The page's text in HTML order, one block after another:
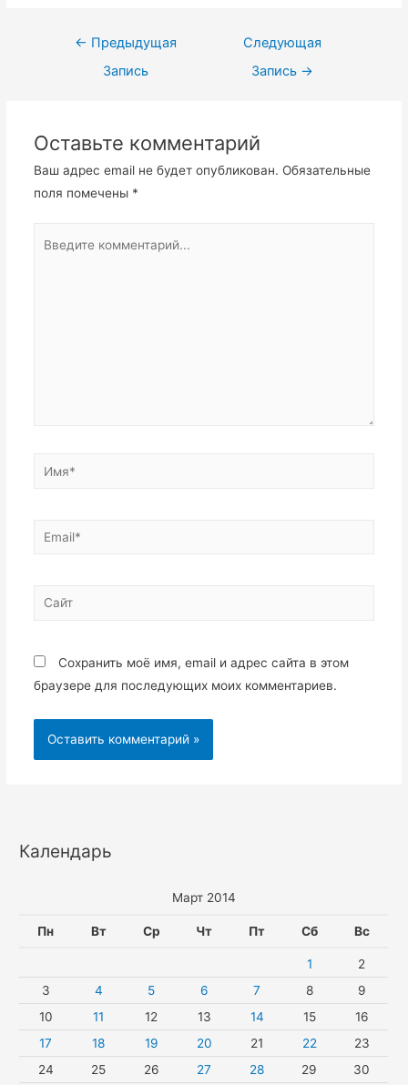
Навигация
← Предыдущая
Запись
Следующая
Запись →
Оставьте комментарий
Ваш адрес email не будет опубликован. Обязательные
поля помечены *
комментарий...
Имя*
Email*
Сайт
Сохранить моё имя, email и адрес сайта в этом
браузере для последующих моих комментариев.
Календарь
Март 2014
Пн Вт Ср Чт Пт Сб Вс
1
2
3
4 5 6 7 8
9
10
11 12 13 14 15
16
17
18 19 20 21 22
23
24
25 26 27 28 29 30